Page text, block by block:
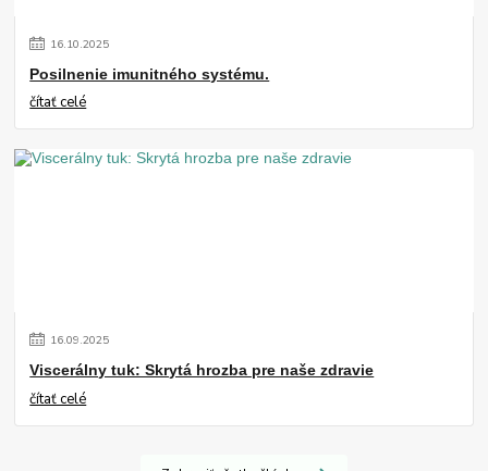
16.10.2025
Posilnenie imunitného systému.
čítať celé
16.09.2025
Viscerálny tuk: Skrytá hrozba pre naše zdravie
čítať celé